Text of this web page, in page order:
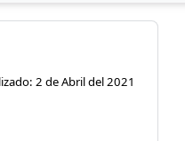
2 de Abril del 2021